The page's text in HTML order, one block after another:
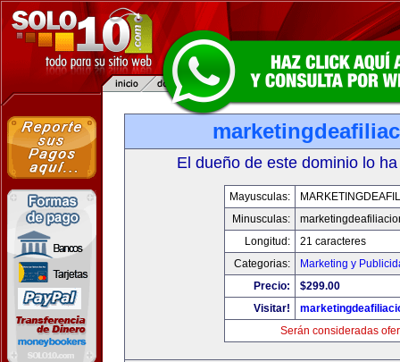
El dueño de este dominio lo
Mayusculas:
Minusculas:
Longitud:
21 caracteres
Categorias:
Marketing y
Precio:
$299.00
Visitar!
Serán consideradas